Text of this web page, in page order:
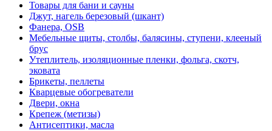
Товары для бани и сауны
Джут, нагель березовый (шкант)
Фанера, OSB
Мебельные щиты, столбы, балясины, ступени, клееный
брус
Утеплитель, изоляционные пленки, фольга, скотч,
эковата
Брикеты, пеллеты
Кварцевые обогреватели
Двери, окна
Крепеж (метизы)
Антисептики, масла